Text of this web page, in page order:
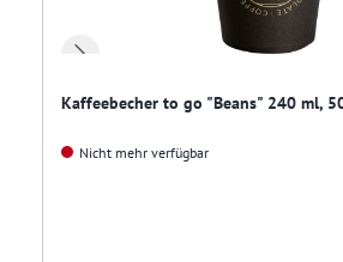
Kaffeebecher to go "Beans" 240 ml,
Nicht mehr verfügbar